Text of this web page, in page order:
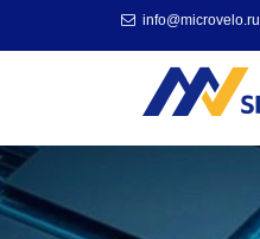
info@microvelo.ru